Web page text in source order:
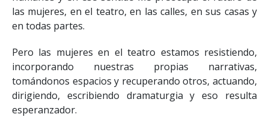
las mujeres, en el teatro, en las calles, en sus casas y
en todas partes.
Pero las mujeres en el teatro estamos resistiendo,
incorporando nuestras propias narrativas,
tomándonos espacios y recuperando otros, actuando,
dirigiendo, escribiendo dramaturgia y eso resulta
esperanzador.